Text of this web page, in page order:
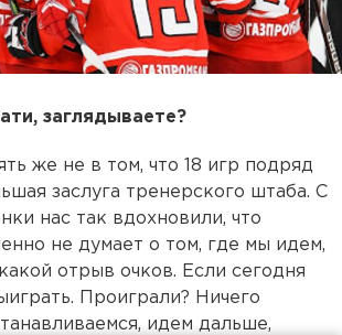
заглядываете?
же не в том, что 18 игр подряд
заслуга тренерского штаба. С
нас так вдохновили, что
не думает о том, где мы идем,
отрыв очков. Если сегодня
Проиграли? Ничего
идем дальше,